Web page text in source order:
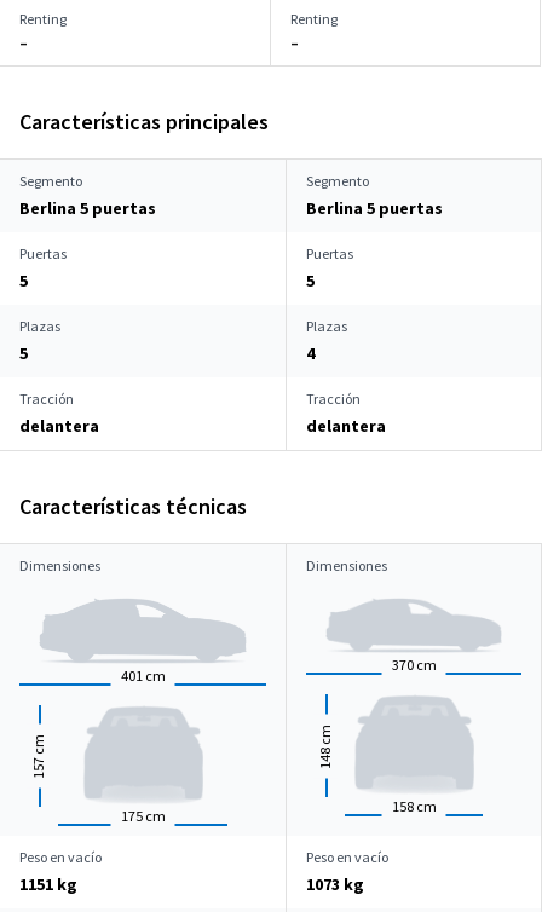
Renting
–
Renting
–
Características principales
Segmento
Berlina 5 puertas
Segmento
Berlina 5 puertas
Puertas
5
Puertas
5
Plazas
5
Plazas
4
Tracción
delantera
Tracción
delantera
Características técnicas
Dimensiones
401 cm
175 cm
157
cm
Dimensiones
370 cm
158 cm
148
cm
Peso en vacío
1151 kg
Peso en vacío
1073 kg